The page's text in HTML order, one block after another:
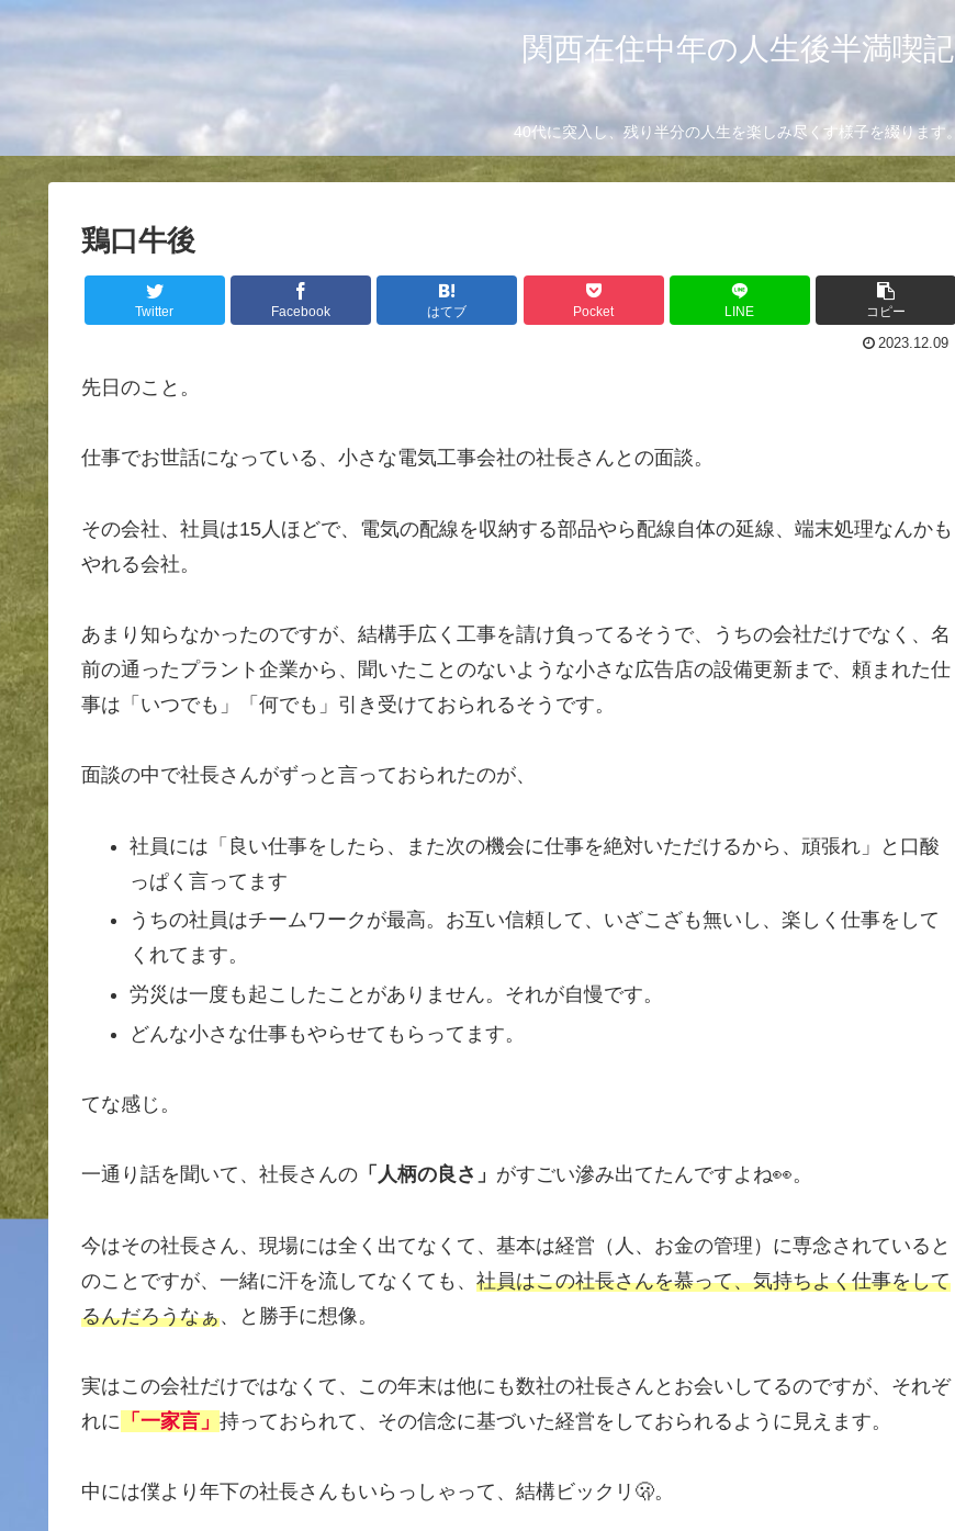
関西在住中年の人生後半満喫記
40代に突入し、残り半分の人生を楽しみ尽くす様子を綴ります。
鶏口牛後
Twitter Facebook はてブ Pocket LINE コピー
2023.12.09
先日のこと。
仕事でお世話になっている、小さな電気工事会社の社長さんとの面談。
その会社、社員は15人ほどで、電気の配線を収納する部品やら配線自体の延線、端末処理なんかも
やれる会社。
あまり知らなかったのですが、結構手広く工事を請け負ってるそうで、うちの会社だけでなく、名
前の通ったプラント企業から、聞いたことのないような小さな広告店の設備更新まで、頼まれた仕
事は「いつでも」「何でも」引き受けておられるそうです。
面談の中で社長さんがずっと言っておられたのが、
社員には「良い仕事をしたら、また次の機会に仕事を絶対いただけるから、頑張れ」と口酸
っぱく言ってます
うちの社員はチームワークが最高。お互い信頼して、いざこざも無いし、楽しく仕事をして
くれてます。
労災は一度も起こしたことがありません。それが自慢です。
どんな小さな仕事もやらせてもらってます。
てな感じ。
一通り話を聞いて、社長さんの 「人柄の良さ」 がすごい滲み出てたんですよね👀。
今はその社長さん、現場には全く出てなくて、基本は経営（人、お金の管理）に専念されていると
のことですが、一緒に汗を流してなくても、 社員はこの社長さんを慕って、気持ちよく仕事をして
るんだろうなぁ、と勝手に想像。
実はこの会社だけではなくて、この年末は他にも数社の社長さんとお会いしてるのですが、それぞ
れに 「一家言」 持っておられて、その信念に基づいた経営をしておられるように見えます。
中には僕より年下の社長さんもいらっしゃって、結構ビックリ🫢。